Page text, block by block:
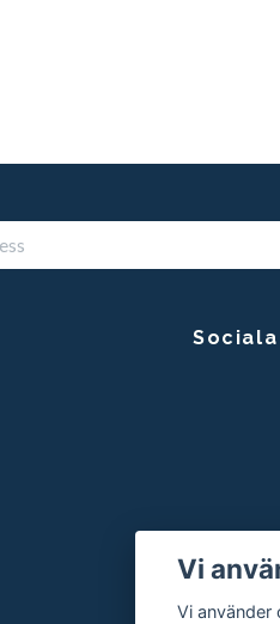
Vi
Vi använder